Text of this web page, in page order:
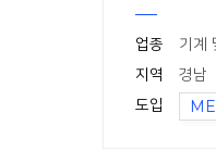
업종
기계
지역
경남
도입